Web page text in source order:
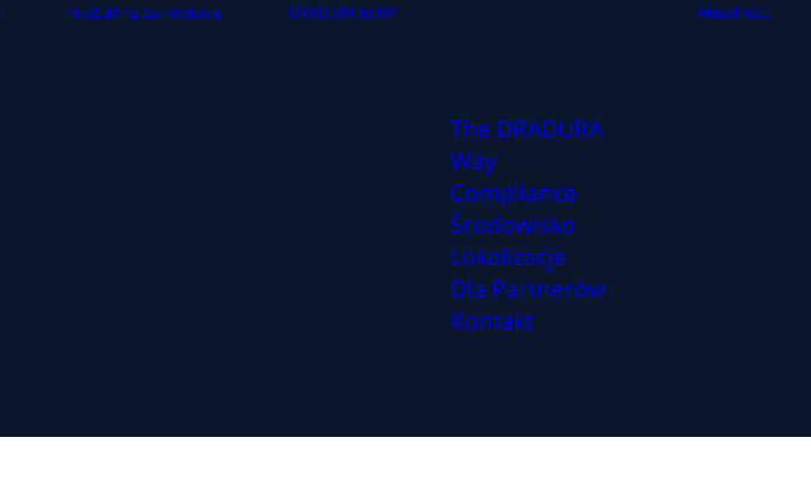
Produkt na zamówienie DRADURA to MY
The DRADURA
Way
Compliance
Środowisko
Lokalizacje
Dla Partnerów
Kontakt
Aktualności